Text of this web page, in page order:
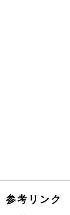
参考リンク